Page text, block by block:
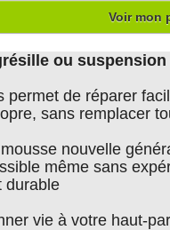
Voir mon
ou
permet de réparer
sans remplacer
nouvelle
même sans
durable
vie à votre haut-